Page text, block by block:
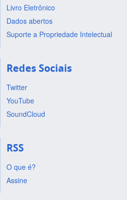
Livro Eletrônico
Dados abertos
Suporte a Propriedade Intelectual
Redes Sociais
Twitter
YouTube
SoundCloud
RSS
O que é?
Assine